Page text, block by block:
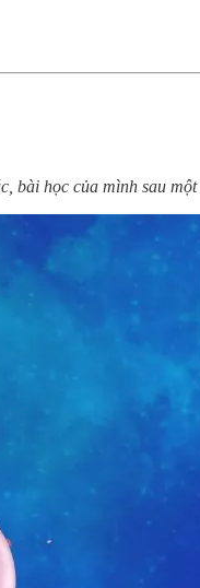
bài học của mình sau